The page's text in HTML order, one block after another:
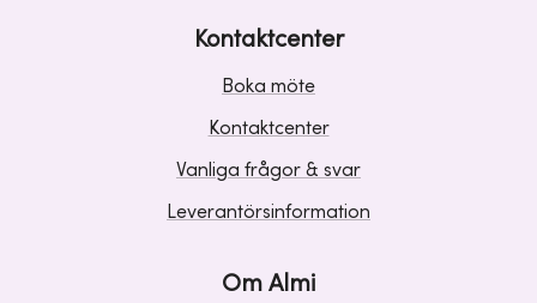
Kontaktcenter
Boka möte
Kontaktcenter
Vanliga frågor & svar
Leverantörsinformation
Om Almi